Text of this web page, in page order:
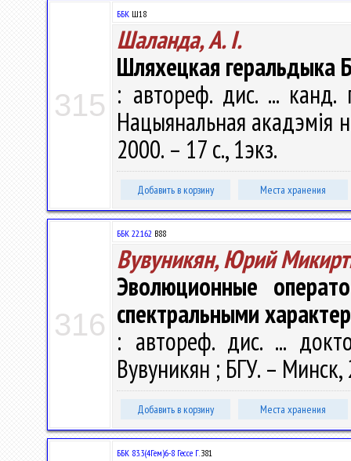
315
ББК Ш18
Шаланда, А. І.
Шляхецкая геральдыка
: автореф. дис. ...
Нацыянальная акадэмія
2000. – 17 с., 1экз.
Добавить в корзину Места хранения
316
ББК 22.162 В88
Вувуникян, Юрий
Эволюционные
спектральными
: автореф. дис. ...
Вувуникян ; БГУ. –
Добавить в корзину Места хранения
ББК 83.3(4Гем)6-8 Гессе Г.З81